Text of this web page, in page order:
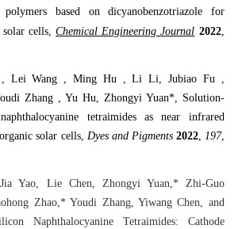
polymers based on dicyanobenzotriazole for
solar cells,Chemical Engineering Journal 2022,
, Lei Wang , Ming Hu , Li Li, Jubiao Fu ,
Zhang , Yu Hu, Zhongyi Yuan*, Solution-
tetraimides as near infrared
solar cells, Dyes and Pigments 2022, 197,
Jia Yao, Lie Chen, Zhongyi Yuan,* Zhi-Guo
Zhao,* Youdi Zhang, Yiwang Chen, and
Naphthalocyanine Tetraimides: Cathode